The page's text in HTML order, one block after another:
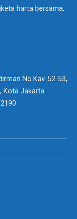
harta bersama,
No.Kav. 52-53,
Kota Jakarta